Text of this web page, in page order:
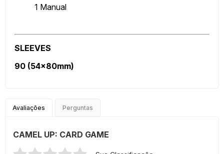
1 Manual
SLEEVES
90 (54x80mm)
Avaliações Perguntas
CAMEL UP: CARD GAME